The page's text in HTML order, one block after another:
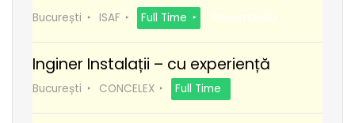
București ISAF Full Time Recomanda
Inginer Instalații – cu experiență
București CONCELEX Full Time